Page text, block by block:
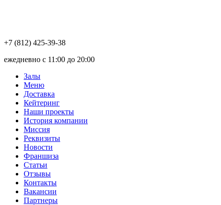
+7 (812) 425-39-38
ежедневно с 11:00 до 20:00
Залы
Меню
Доставка
Кейтеринг
Наши проекты
История компании
Миссия
Реквизиты
Новости
Франшиза
Статьи
Отзывы
Контакты
Вакансии
Партнеры